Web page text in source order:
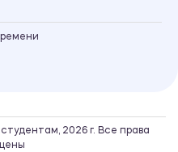
2026 г. Все права